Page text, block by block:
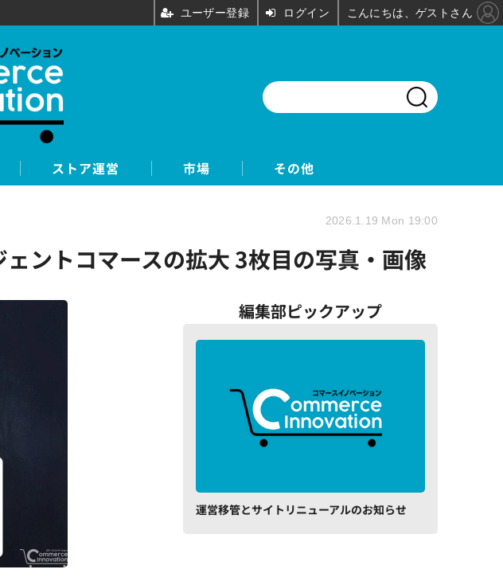
ストア運営 市場 その他
ントコマースの拡大 3枚目の写真・画像
2026.1.19 Mon 19:00
編集部ピックアップ
運営移管とサイトリニューアルのお知らせ
ユーザー登録 ログイン こんにちは、ゲストさん